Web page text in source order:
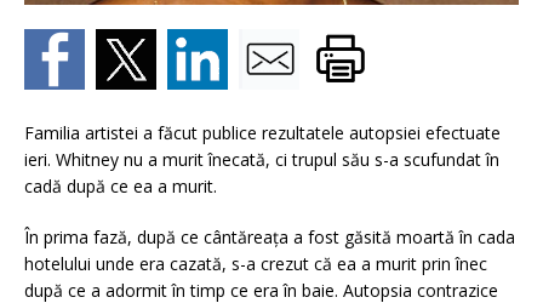
Familia artistei a făcut publice rezultatele autopsiei efectuate
ieri. Whitney nu a murit înecată, ci trupul său s-a scufundat în
cadă după ce ea a murit.
În prima fază, după ce cântăreaţa a fost găsită moartă în cada
hotelului unde era cazată, s-a crezut că ea a murit prin înec
după ce a adormit în timp ce era în baie. Autopsia contrazice